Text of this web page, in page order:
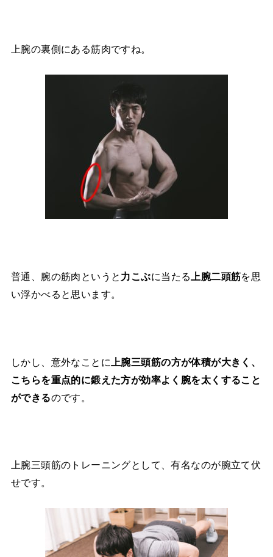
上腕の裏側にある筋肉ですね。
普通、腕の筋肉というと 力こぶに当たる 上腕二頭筋を思
い浮かべると思います。
しかし、意外なことに
上腕三頭筋の方が体積が大きく、
こちらを重点的に鍛えた方が効率よく腕を太くすること
ができるのです。
上腕三頭筋のトレーニングとして、有名なのが腕立て伏
せです。